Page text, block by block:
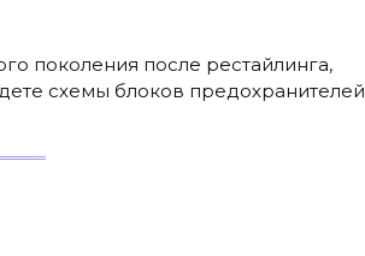
поколения после рестайлинга,
схемы блоков предохранителей